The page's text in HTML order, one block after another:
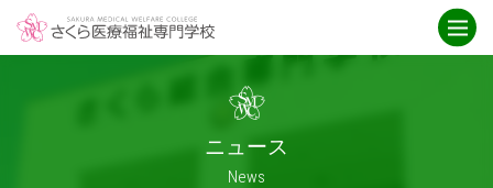
学校紹介 ニュース
ニュース一覧
介護福祉科
ニュース
News